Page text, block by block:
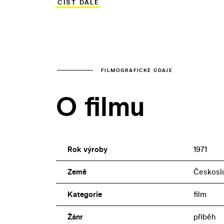
alespoň obsazením debutujících herců
ČÍST DÁLE
FILMOGRAFICKÉ ÚDAJE
O filmu
Rok výroby 1971
Země
Kategorie film
Žánr příběh